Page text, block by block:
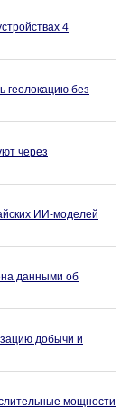
4
геолокацию без
через
ИИ-моделей
данными об
добычи и
мощности